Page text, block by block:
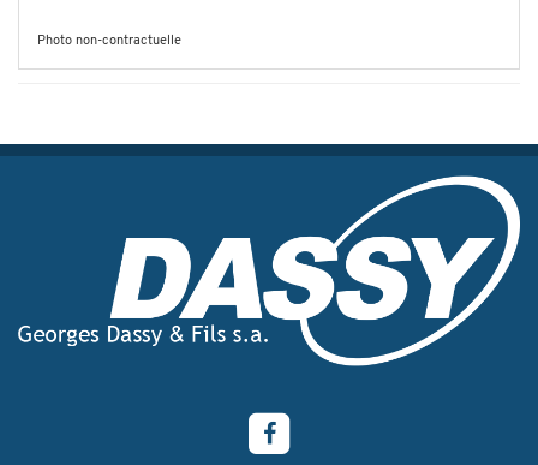
Photo non-contractuelle